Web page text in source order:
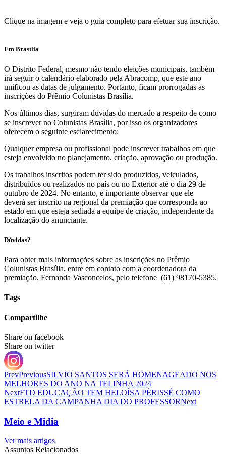
Clique na imagem e veja o guia completo para efetuar sua inscrição.
Em Brasília
O Distrito Federal, mesmo não tendo eleições municipais, também
irá seguir o calendário elaborado pela Abracomp, que este ano
unificou as datas de julgamento. Portanto, ficam prorrogadas as
inscrições do Prêmio Colunistas Brasília.
Nos últimos dias, surgiram dúvidas do mercado a respeito de como
se inscrever no Colunistas Brasília, por isso os organizadores
oferecem o seguinte esclarecimento:
Qualquer empresa ou profissional pode inscrever trabalhos em que
esteja envolvido no planejamento, criação, aprovação ou produção.
Os trabalhos inscritos podem ter sido produzidos, veiculados,
distribuídos ou realizados no país ou no Exterior até o dia 29 de
outubro de 2024. No entanto, é importante observar que ele
deverá ser inscrito na regional da premiação que corresponda ao
estado em que esteja sediada a equipe de criação, independente da
localização do anunciante.
Dúvidas?
Para obter mais informações sobre as inscrições no Prêmio
Colunistas Brasília, entre em contato com a coordenadora da
premiação, Fernanda Vasconcelos, pelo telefone (61) 98170-5385.
Tags
Compartilhe
Share on facebook
Share on twitter
PrevPreviousSILVIO SANTOS SERÁ HOMENAGEADO NOS
MELHORES DO ANO NA TELINHA 2024
NextFTD EDUCAÇÃO TEM HELOÍSA PÉRISSÉ COMO
ESTRELA DA CAMPANHA DIA DO PROFESSORNext
Meio e Midia
Ver mais artigos
Assuntos Relacionados